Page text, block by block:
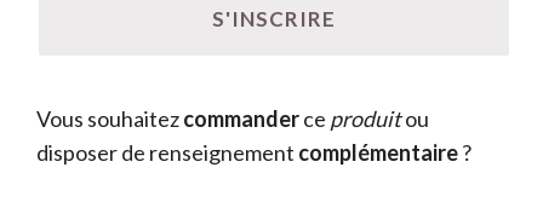
Vous souhaitezcommanderce produitou
disposer de renseignement complémentaire?